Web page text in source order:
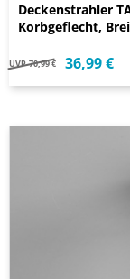
Deckenstrahler
Korbgeflecht,
UVP 70,99 € 36,99 €